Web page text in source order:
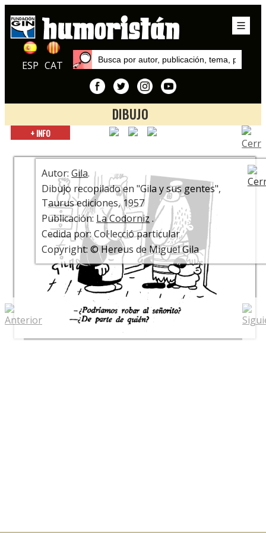
ESP CAT
DIBUJO
Inicio
¿Está la Risa? ¡Que se ponga! Centenario Miguel Gila
+ INFO
Autor:Gila.
Dibujo recopilado en "Gila y sus gentes",
Taurus ediciones, 1957
Publicación: La Codorniz .
Cedida por: Col·lecció particular
Copyright: © Hereus de Miguel Gila